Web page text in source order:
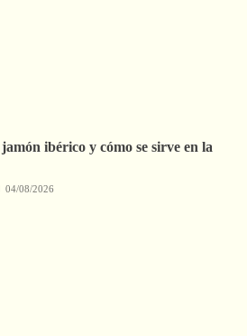
ibérico y cómo se sirve en la
04/08/2026